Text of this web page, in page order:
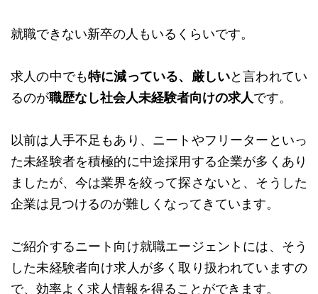
就職できない新卒の人もいるくらいです。
求人の中でも特に減っている、厳しいと言われてい
るのが職歴なし社会人未経験者向けの求人です。
以前は人手不足もあり、ニートやフリーターといっ
た未経験者を積極的に中途採用する企業が多くあり
ましたが、今は業界を絞って探さないと、そうした
企業は見つけるのが難しくなってきています。
ご紹介するニート向け就職エージェントには、そう
した未経験者向け求人が多く取り扱われていますの
で、効率よく求人情報を得ることができます。